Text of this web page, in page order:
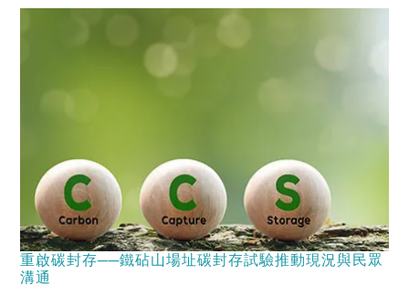
重啟碳封存──鐵砧山場址碳封存試驗推動現況與民眾
溝通